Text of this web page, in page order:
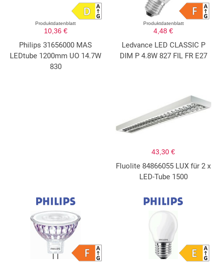
Produktdatenblatt
10,36 €
Philips 31656000 MAS
LEDtube 1200mm UO 14.7W
830
Produktdatenblatt
4,48 €
Ledvance LED CLASSIC P
DIM P 4.8W 827 FIL FR E27
43,30 €
Fluolite 84866055 LUX für 2 x
LED-Tube 1500